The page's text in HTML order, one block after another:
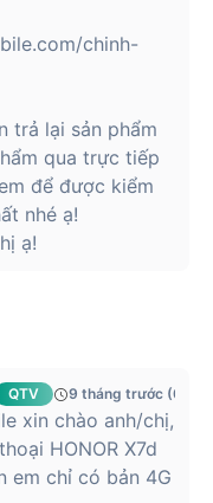
76.8 x 8.09 mm
Đen: 194g
Trắng: 196g
IP64
(720x1610 pixel)
Tốc độ làm mới
lên đến 120Hz
Qualcomm
Snapdragon 685
chinh-
trả lại sản phẩm
qua trực tiếp
để được kiểm
nhé ạ!
ạ!
QTV 9 tháng trước (07/
xin chào anh/chị,
HONOR X7d
em chỉ có bản 4G